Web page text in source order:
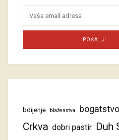
bdijenje blaženstva bogatstvo
Crkva dobri pastir Duh